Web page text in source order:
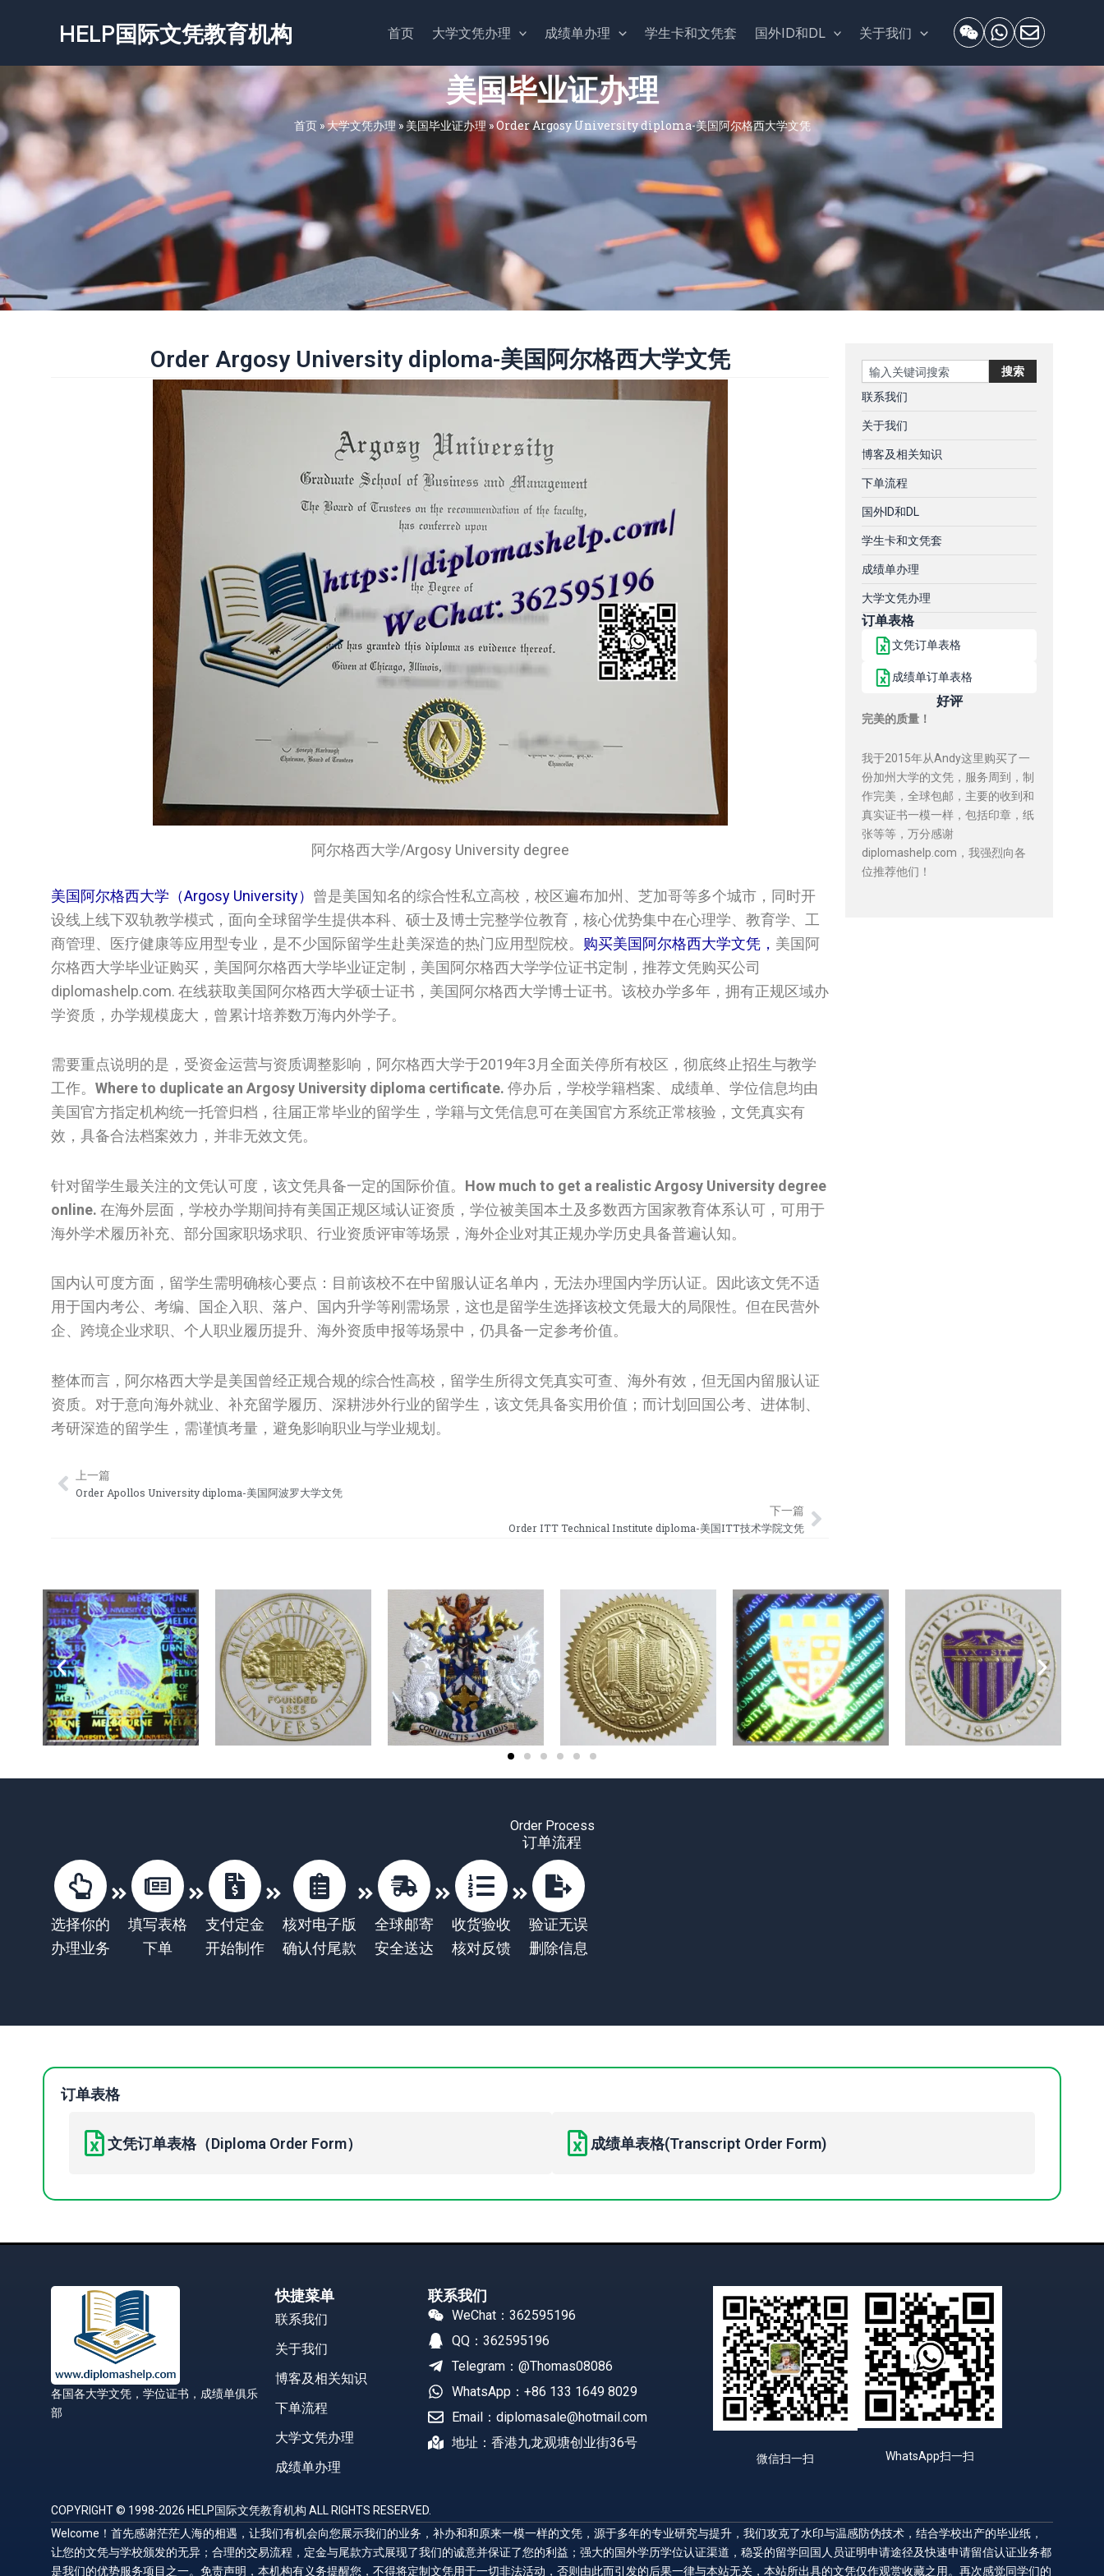
容
HELP国际文凭教育机构 首页 大学文凭办理 成绩单办理 学生卡和文凭套 国外ID和DL 关于我们
美国毕业证办理
首页»大学文凭办理 »美国毕业证办理»Order Argosy University diploma-美国阿尔格西大学文凭
Order Argosy University diploma-美国阿尔格西大学文凭
阿尔格西大学/Argosy University degree
美国阿尔格西大学（Argosy University） 曾是美国知名的综合性私立高校，校区遍布加州、芝加哥等多个城市，同时开
设线上线下双轨教学模式，面向全球留学生提供本科、硕士及博士完整学位教育，核心优势集中在心理学、教育学、工
商管理、医疗健康等应用型专业，是不少国际留学生赴美深造的热门应用型院校。 购买美国阿尔格西大学文凭， 美国阿
尔格西大学毕业证购买，美国阿尔格西大学毕业证定制，美国阿尔格西大学学位证书定制，推荐文凭购买公司
diplomashelp.com. 在线获取美国阿尔格西大学硕士证书，美国阿尔格西大学博士证书。该校办学多年，拥有正规区域办
学资质，办学规模庞大，曾累计培养数万海内外学子。
需要重点说明的是，受资金运营与资质调整影响，阿尔格西大学于2019年3月全面关停所有校区，彻底终止招生与教学
工作。 Where to duplicate an Argosy University diploma certificate. 停办后，学校学籍档案、成绩单、学位信息均由
美国官方指定机构统一托管归档，往届正常毕业的留学生，学籍与文凭信息可在美国官方系统正常核验，文凭真实有
效，具备合法档案效力，并非无效文凭。
针对留学生最关注的文凭认可度，该文凭具备一定的国际价值。 How much to get a realistic Argosy University degree
online. 在海外层面，学校办学期间持有美国正规区域认证资质，学位被美国本土及多数西方国家教育体系认可，可用于
海外学术履历补充、部分国家职场求职、行业资质评审等场景，海外企业对其正规办学历史具备普遍认知。
国内认可度方面，留学生需明确核心要点：目前该校不在中留服认证名单内，无法办理国内学历认证。因此该文凭不适
用于国内考公、考编、国企入职、落户、国内升学等刚需场景，这也是留学生选择该校文凭最大的局限性。但在民营外
企、跨境企业求职、个人职业履历提升、海外资质申报等场景中，仍具备一定参考价值。
整体而言，阿尔格西大学是美国曾经正规合规的综合性高校，留学生所得文凭真实可查、海外有效，但无国内留服认证
资质。对于意向海外就业、补充留学履历、深耕涉外行业的留学生，该文凭具备实用价值；而计划回国公考、进体制、
考研深造的留学生，需谨慎考量，避免影响职业与学业规划。
Prev
上一篇
Order Apollos University diploma-美国阿波罗大学文凭
下一篇
Order ITT Technical Institute diploma-美国ITT技术学院文凭
Search 搜索
联系我们
关于我们
博客及相关知识
下单流程
国外ID和DL
学生卡和文凭套
成绩单办理
大学文凭办理
订单表格
文凭订单表格
成绩单订单表格
好评
完美的质量！
我于2015年从Andy这里购买了一
份加州大学的文凭，服务周到，制
作完美，全球包邮，主要的收到和
真实证书一模一样，包括印章，纸
张等等，万分感谢
diplomashelp.com，我强烈向各
位推荐他们！
Order Process
订单流程
选择你的
办理业务
填写表格
下单
支付定金
开始制作
核对电子版
确认付尾款
全球邮寄
安全送达
收货验收
核对反馈
验证无误
删除信息
订单表格
文凭订单表格（Diploma Order Form） 成绩单表格(Transcript Order Form)
各国各大学文凭，学位证书，成绩单俱乐
部
快捷菜单
联系我们
关于我们
博客及相关知识
下单流程
大学文凭办理
成绩单办理
联系我们
WeChat：362595196
QQ：362595196
Telegram：@Thomas08086
WhatsApp：+86 133 1649 8029
Email：diplomasale@hotmail.com
地址：香港九龙观塘创业街36号
微信扫一扫 WhatsApp扫一扫
COPYRIGHT © 1998-2026 HELP国际文凭教育机构 ALL RIGHTS RESERVED.
Welcome！首先感谢茫茫人海的相遇，让我们有机会向您展示我们的业务，补办和和原来一模一样的文凭，源于多年的专业研究与提升，我们攻克了水印与温感防伪技术，结合学校出产的毕业纸，
让您的文凭与学校颁发的无异；合理的交易流程，定金与尾款方式展现了我们的诚意并保证了您的利益；强大的国外学历学位认证渠道，稳妥的留学回国人员证明申请途径及快速申请留信认证业务都
是我们的优势服务项目之一。免责声明，本机构有义务提醒您，不得将定制文凭用于一切非法活动，否则由此而引发的后果一律与本站无关，本站所出具的文凭仅作观赏收藏之用。再次感觉同学们的